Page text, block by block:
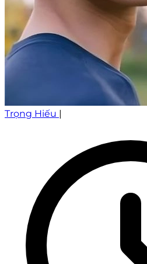
Trọng Hiếu |